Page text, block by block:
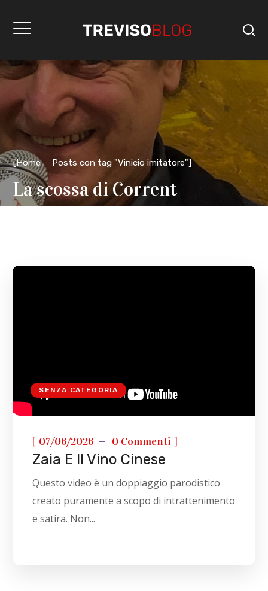
[Home Posts con tag "Vinicio imitatore"]
La scossa di Corrent
SENZA CATEGORIA
[ 07/06/2026 0 Commenti ]
Zaia E Il Vino Cinese
Questo video è un doppiaggio parodistico
creato puramente a scopo di intrattenimento
e satira. Non...